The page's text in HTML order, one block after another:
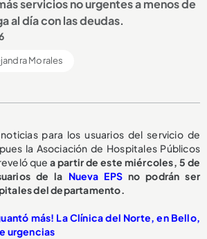
servicios no urgentes a menos de
al día con las deudas.
Morales
para los usuarios del servicio de
la Asociación de Hospitales Públicos
quea partir de este miércoles, 5 de
de la Nueva EPS no podrán ser
del departamento.
más! La Clínica del Norte, en Bello,
urgencias